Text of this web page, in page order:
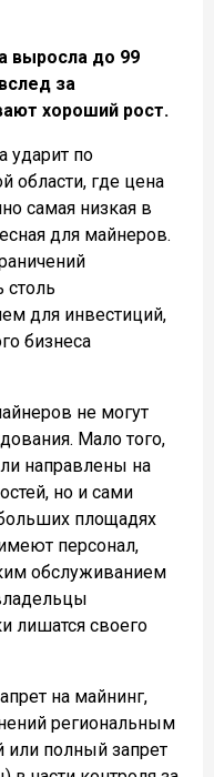
выросла до 99
за
хороший рост.
ударит по
области, где цена
самая низкая в
для майнеров.
столь
для инвестиций,
бизнеса
не могут
Мало того,
направлены на
но и сами
площадях
персонал,
обслуживанием
лишатся своего
на майнинг,
региональным
или полный запрет